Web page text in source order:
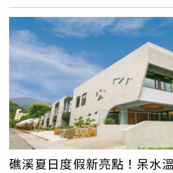
高，每道菜的備料、蒸煮、油炸、燒
要兼顧品質與速度，遠比單純完成一
行人更指出，就算宴席桌數不多，廚
驗豐富的師傅分工合作，包括爐頭、
同工作崗位同步運作，每個環節都必
一個流程延誤，就可能影響整場宴席
驗的並不是哪一道菜最昂貴，而是總
個團隊，讓所有料理都在最佳狀態送
也認為，高水準辦桌真正吸引人的地
愈多愈好，而是每一道料理都能吃出
與手藝。一張看似普通的菜單之所以
的真正原因，希望讓民眾在笑過之餘
海洋保育的重要性。這波討論源自臉
物日常」日前分享海科館典藏的皺鰓
體皺鰓鯊在紀錄片中看起來相當帥氣
「白眼翻到後腦勺」，巨大反差迅速
留言表示「這眼神充滿故事」、「根
「看起來怨氣很重」，更有熟悉海科
只有皺鰓鯊，還收藏另外四隻同樣神
家前往蒐集「厭世五鯊」，意外讓館
因。不少人好奇，這些鯊魚標本究竟
眼」，還是真的長這樣？海科館研究
礁溪夏日度假新亮點！呆水